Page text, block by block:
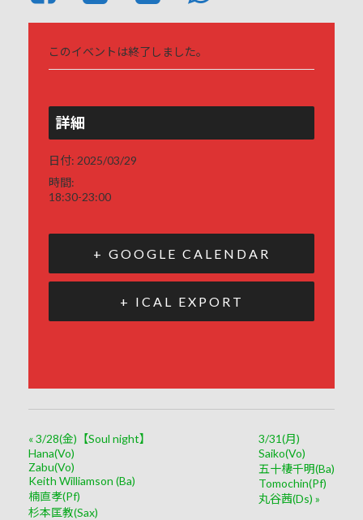
このイベントは終了しました。
詳細
日付: 2025/03/29
時間:
18:30-23:00
+ GOOGLE CALENDAR
+ ICAL EXPORT
«3/28(金)【Soul night】
Hana(Vo)
Zabu(Vo)
Keith Williamson (Ba)
楠直孝(Pf)
杉本匡教(Sax)
3/31(月)
Saiko(Vo)
五十棲千明(Ba)
Tomochin(Pf)
丸谷茜(Ds) »